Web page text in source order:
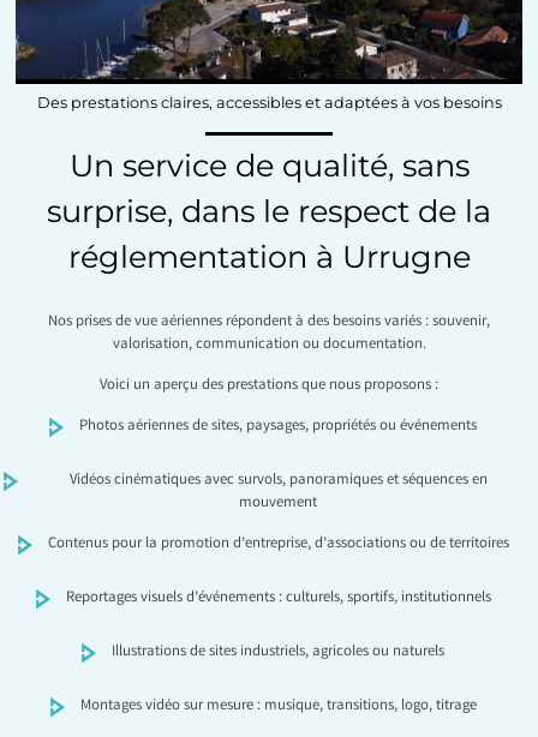
Des prestations claires, accessibles et adaptées à vos besoins
Un service de qualité, sans
surprise, dans le respect de la
réglementation à Urrugne
Nos prises de vue aériennes répondent à des besoins variés : souvenir,
valorisation, communication ou documentation.
Voici un aperçu des prestations que nous proposons :
Photos aériennes de sites, paysages, propriétés ou événements
Vidéos cinématiques avec survols, panoramiques et séquences en
mouvement
Contenus pour la promotion d’entreprise, d’associations ou de territoires
Reportages visuels d’événements : culturels, sportifs, institutionnels
Illustrations de sites industriels, agricoles ou naturels
Montages vidéo sur mesure : musique, transitions, logo, titrage